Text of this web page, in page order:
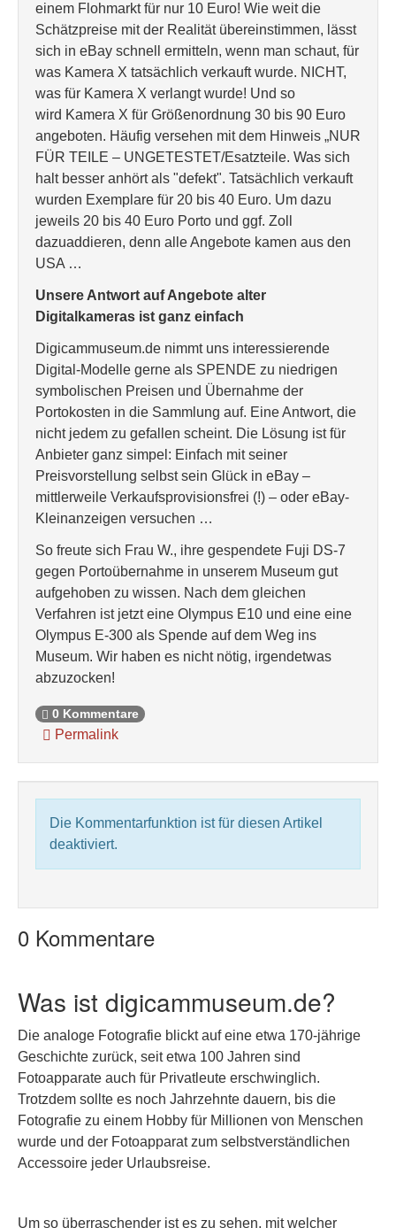
einem Flohmarkt für nur 10 Euro! Wie weit die
Schätzpreise mit der Realität übereinstimmen, lässt
sich in eBay schnell ermitteln, wenn man schaut, für
was Kamera X tatsächlich verkauft wurde. NICHT,
was für Kamera X verlangt wurde! Und so
wird Kamera X für Größenordnung 30 bis 90 Euro
angeboten. Häufig versehen mit dem Hinweis „NUR
FÜR TEILE – UNGETESTET/Esatzteile. Was sich
halt besser anhört als "defekt". Tatsächlich verkauft
wurden Exemplare für 20 bis 40 Euro. Um dazu
jeweils 20 bis 40 Euro Porto und ggf. Zoll
dazuaddieren, denn alle Angebote kamen aus den
USA …
Unsere Antwort auf Angebote alter
Digitalkameras ist ganz einfach
Digicammuseum.de nimmt uns interessierende
Digital-Modelle gerne als SPENDE zu niedrigen
symbolischen Preisen und Übernahme der
Portokosten in die Sammlung auf. Eine Antwort, die
nicht jedem zu gefallen scheint. Die Lösung ist für
Anbieter ganz simpel: Einfach mit seiner
Preisvorstellung selbst sein Glück in eBay –
mittlerweile Verkaufsprovisionsfrei (!) – oder eBay-
Kleinanzeigen versuchen …
So freute sich Frau W., ihre gespendete Fuji DS-7
gegen Portoübernahme in unserem Museum gut
aufgehoben zu wissen. Nach dem gleichen
Verfahren ist jetzt eine Olympus E10 und eine eine
Olympus E-300 als Spende auf dem Weg ins
Museum. Wir haben es nicht nötig, irgendetwas
abzuzocken!
0 Kommentare
Permalink
Die Kommentarfunktion ist für diesen Artikel
deaktiviert.
0 Kommentare
Was ist digicammuseum.de?
Die analoge Fotografie blickt auf eine etwa 170-jährige
Geschichte zurück, seit etwa 100 Jahren sind
Fotoapparate auch für Privatleute erschwinglich.
Trotzdem sollte es noch Jahrzehnte dauern, bis die
Fotografie zu einem Hobby für Millionen von Menschen
wurde und der Fotoapparat zum selbstverständlichen
Accessoire jeder Urlaubsreise.
Um so überraschender ist es zu sehen, mit welcher